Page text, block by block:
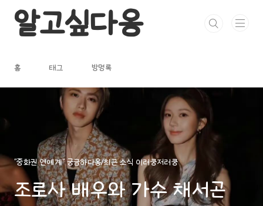
알고싶다옹
홈 태그 방명록
"중화권 연예계" 궁금하다옹/최근 소식 이러쿵저러쿵
조로사 배우와 가수 채서곤